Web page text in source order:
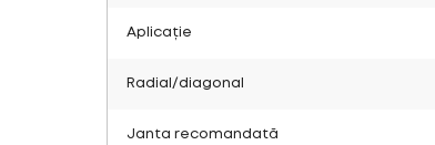
Aplicație
Radial/diagonal
Janta recomandată